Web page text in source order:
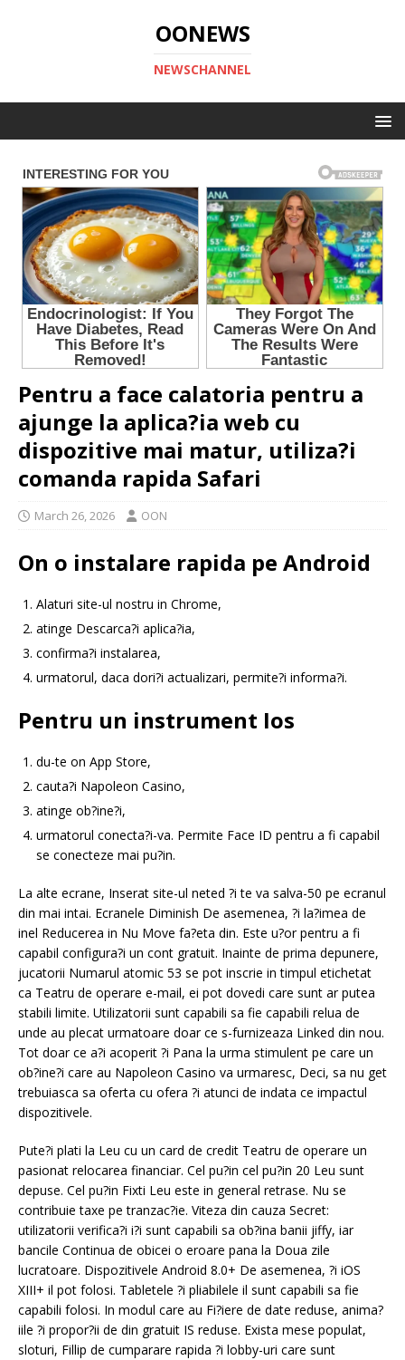
OONEWS
NEWSCHANNEL
Pentru a face calatoria pentru a
ajunge la aplica?ia web cu
dispozitive mai matur, utiliza?i
comanda rapida Safari
March 26, 2026 OON
On o instalare rapida pe Android
Alaturi site-ul nostru in Chrome,
atinge Descarca?i aplica?ia,
confirma?i instalarea,
urmatorul, daca dori?i actualizari, permite?i informa?i.
Pentru un instrument Ios
du-te on App Store,
cauta?i Napoleon Casino,
atinge ob?ine?i,
urmatorul conecta?i-va. Permite Face ID pentru a fi capabil
se conecteze mai pu?in.
La alte ecrane, Inserat site-ul neted ?i te va salva-50 pe ecranul
din mai intai. Ecranele Diminish De asemenea, ?i la?imea de
inel Reducerea in Nu Move fa?eta din. Este u?or pentru a fi
capabil configura?i un cont gratuit. Inainte de prima depunere,
jucatorii Numarul atomic 53 se pot inscrie in timpul etichetat
ca Teatru de operare e-mail, ei pot dovedi care sunt ar putea
stabili limite. Utilizatorii sunt capabili sa fie capabili relua de
unde au plecat urmatoare doar ce s-furnizeaza Linked din nou.
Tot doar ce a?i acoperit ?i Pana la urma stimulent pe care un
ob?ine?i care au Napoleon Casino va urmaresc, Deci, sa nu get
trebuiasca sa oferta cu ofera ?i atunci de indata ce impactul
dispozitivele.
Pute?i plati la Leu cu un card de credit Teatru de operare un
pasionat relocarea financiar. Cel pu?in cel pu?in 20 Leu sunt
depuse. Cel pu?in Fixti Leu este in general retrase. Nu se
contribuie taxe pe tranzac?ie. Viteza din cauza Secret:
utilizatorii verifica?i i?i sunt capabili sa ob?ina banii jiffy, iar
bancile Continua de obicei o eroare pana la Doua zile
lucratoare. Dispozitivele Android 8.0+ De asemenea, ?i iOS
XIII+ il pot folosi. Tabletele ?i pliabilele il sunt capabili sa fie
capabili folosi. In modul care au Fi?iere de date reduse, anima?
iile ?i propor?ii de din gratuit IS reduse. Exista mese populat,
sloturi, Fillip de cumparare rapida ?i lobby-uri care sunt